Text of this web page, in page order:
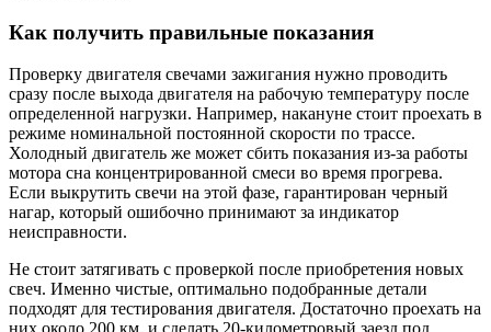
Как получить правильные показания
Проверку двигателя свечами зажигания нужно проводить
сразу после выхода двигателя на рабочую температуру после
определенной нагрузки. Например, накануне стоит проехать в
режиме номинальной постоянной скорости по трассе.
Холодный двигатель же может сбить показания из-за работы
мотора сна концентрированной смеси во время прогрева.
Если выкрутить свечи на этой фазе, гарантирован черный
нагар, который ошибочно принимают за индикатор
неисправности.
Не стоит затягивать с проверкой после приобретения новых
свеч. Именно чистые, оптимально подобранные детали
подходят для тестирования двигателя. Достаточно проехать на